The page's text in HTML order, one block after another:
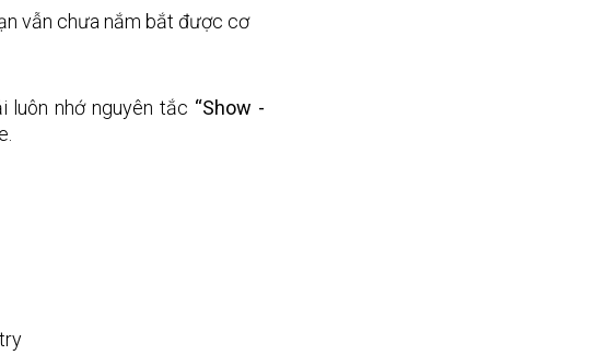
vẫn chưa nắm bắt được cơ
luôn nhớ nguyên tắc “Show -